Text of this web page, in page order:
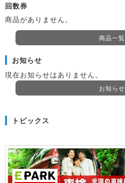
回数券
商品がありません。
商品一覧
お知らせ
現在お知らせはありません。
お知らせ
トピックス